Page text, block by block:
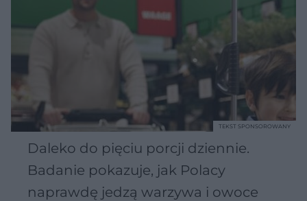
Daleko do pięciu porcji dziennie.
Badanie pokazuje, jak Polacy
naprawdę jedzą warzywa i owoce
TEKST SPONSOROWANY